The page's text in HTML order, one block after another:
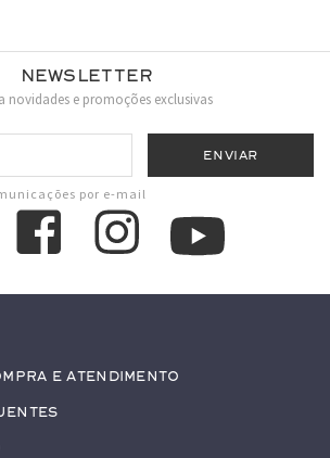
Newsletter
novidades e promoções exclusivas
por e-mail
e Atendimento